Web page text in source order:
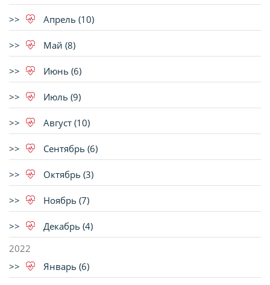
Апрель (10)
Май (8)
Июнь (6)
Июль (9)
Август (10)
Сентябрь (6)
Октябрь (3)
Ноябрь (7)
Декабрь (4)
2022
Январь (6)